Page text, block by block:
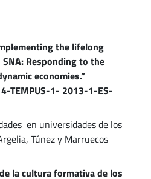
the lifelong
Responding to the
economies.”
TEMPUS-1- 2013-1-ES-
en universidades de los
Túnez y Marruecos
la cultura formativa de los